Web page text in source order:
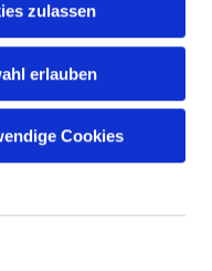
zulassen
erlauben
Cookies